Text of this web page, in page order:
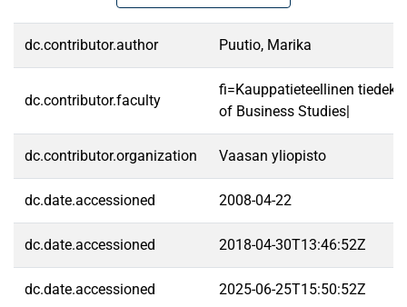
dc.contributor.author Puutio, Marika
dc.contributor.faculty
fi=Kauppatieteellinen
of Business Studies|
dc.contributor.organization Vaasan yliopisto
dc.date.accessioned 2008-04-22
dc.date.accessioned 2018-04-30T13:46:52Z
dc.date.accessioned 2025-06-25T15:50:52Z